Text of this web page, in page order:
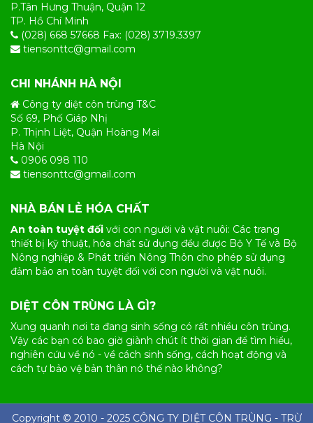
P.Tân Hưng Thuận, Quận 12
TP. Hồ Chí Minh
(028) 668 57668 Fax: (028) 3719.3397
tiensonttc@gmail.com
CHI NHÁNH HÀ NỘI
Công ty diệt côn trùng T&C
Số 69, Phố Giáp Nhị
P. Thịnh Liệt, Quận Hoàng Mai
Hà Nội
0906 098 110
tiensonttc@gmail.com
NHÀ BÁN LẺ HÓA CHẤT
An toàn tuyệt đối với con người và vật nuôi: Các trang
thiết bị kỹ thuật, hóa chất sử dụng đều được Bộ Y Tế và Bộ
Nông nghiệp & Phát triển Nông Thôn cho phép sử dụng
đảm bảo an toàn tuyệt đối với con người và vật nuôi.
DIỆT CÔN TRÙNG LÀ GÌ?
Xung quanh nơi ta đang sinh sống có rất nhiều côn trùng.
Vậy các bạn có bao giờ giành chút ít thời gian để tìm hiểu,
nghiên cứu về nó - về cách sinh sống, cách hoạt động và
cách tự bảo vệ bản thân nó thế nào không?
Copyright © 2010 - 2025 CÔNG TY DIỆT CÔN TRÙNG - TRỪ